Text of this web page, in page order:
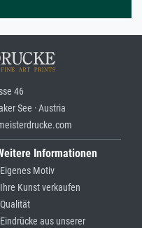
46
See · Austria
Informationen
Eigenes Motiv
Ihre Kunst verkaufen
Qualität
Eindrücke aus unserer